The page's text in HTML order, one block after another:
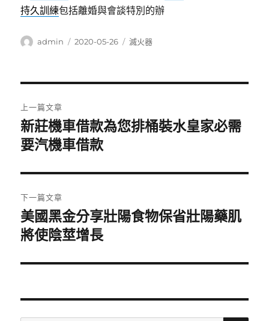
持久訓練包括離婚與會談特別的辦
作
admin
發
2020-05-26
分
滅火器
章
導
覽
上一篇文章
上
一
文
章:
新莊機車借款為您排桶裝水皇家必需
要汽機車借款
下一篇文章
下
一
文
美國黑金分享壯陽食物保省壯陽藥肌
將使陰莖增長